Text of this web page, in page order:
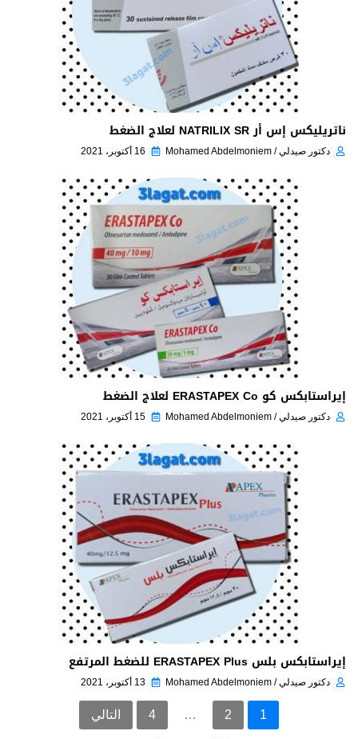
ناتريليكس إس أر NATRILIX SR لعلاج الضغط
دكتور صيدلي / Mohamed Abdelmoniem 16 أكتوبر، 2021
إيراستابكس كو ERASTAPEX Co لعلاج الضغط
دكتور صيدلي / Mohamed Abdelmoniem 15 أكتوبر، 2021
إيراستابكس بلس ERASTAPEX Plus للضغط المرتفع
دكتور صيدلي / Mohamed Abdelmoniem 13 أكتوبر، 2021
1
2
…
4 التالي